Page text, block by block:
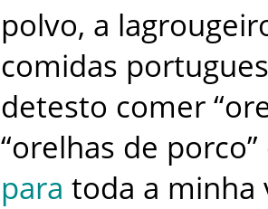
polvo, a
comidas
detesto comer
“orelhas de porco”
para toda a minha